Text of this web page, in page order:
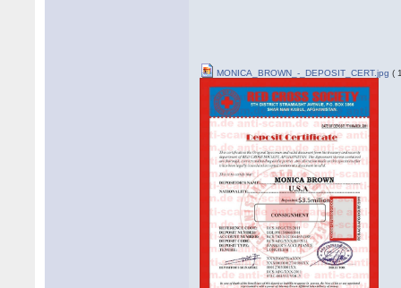
MONICA_BROWN_-_DEPOSIT_CERT.jpg (